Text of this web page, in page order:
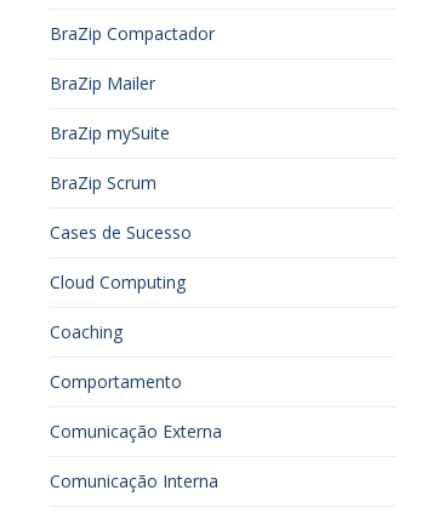
BraZip Compactador
BraZip Mailer
BraZip mySuite
BraZip Scrum
Cases de Sucesso
Cloud Computing
Coaching
Comportamento
Comunicação Externa
Comunicação Interna